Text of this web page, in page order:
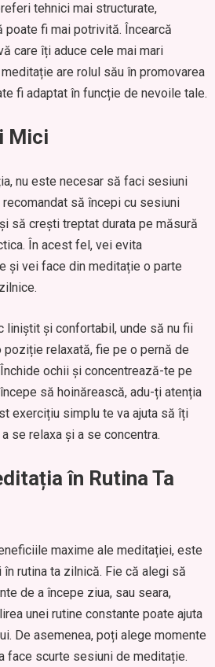
tehnici mai structurate,
poate fi mai potrivită. Încearcă
care îți aduce cele mai mari
are rolul său în promovarea
fi adaptat în funcție de nevoile tale.
Mici
nu este necesar să faci sesiuni
să începi cu sesiuni
să crești treptat durata pe măsură
În acest fel, vei evita
și vei face din meditație o parte
liniștit și confortabil, unde să nu fii
poziție relaxată, fie pe o pernă de
ochii și concentrează-te pe
să hoinărească, adu-ți atenția
exercițiu simplu te va ajuta să îți
se relaxa și a se concentra.
în Rutina Ta
maxime ale meditației, este
rutina ta zilnică. Fie că alegi să
de a începe ziua, sau seara,
unei rutine constante poate ajuta
De asemenea, poți alege momente
face scurte sesiuni de meditație.